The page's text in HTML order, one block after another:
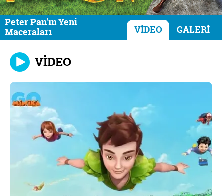
Peter Pan'ın Yeni
Maceraları
VİDEO GALERİ
VİDEO